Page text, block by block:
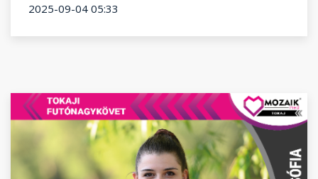
2025-09-04 05:33